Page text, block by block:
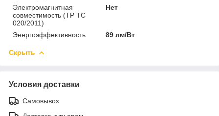
Электромагнитная
совместимость (ТР ТС
020/2011)
Нет
Энергоэффективность 89 лм/Вт
Скрыть
Условия доставки
Самовывоз